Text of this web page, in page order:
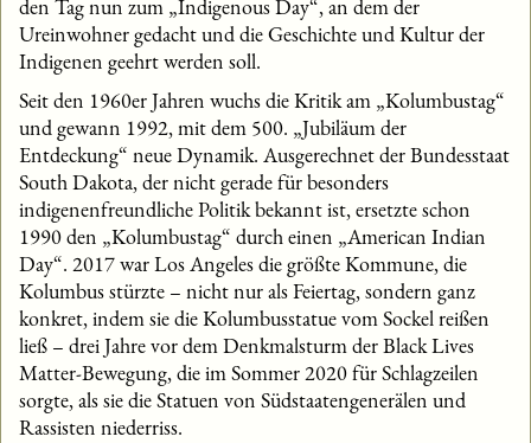
den Tag nun zum „Indigenous Day“, an dem der
Ureinwohner gedacht und die Geschichte und Kultur der
Indigenen geehrt werden soll.
Seit den 1960er Jahren wuchs die Kritik am „Kolumbustag“
und gewann 1992, mit dem 500. „Jubiläum der
Entdeckung“ neue Dynamik. Ausgerechnet der Bundesstaat
South Dakota, der nicht gerade für besonders
indigenenfreundliche Politik bekannt ist, ersetzte schon
1990 den „Kolumbustag“ durch einen „American Indian
Day“. 2017 war Los Angeles die größte Kommune, die
Kolumbus stürzte – nicht nur als Feiertag, sondern ganz
konkret, indem sie die Kolumbusstatue vom Sockel reißen
ließ – drei Jahre vor dem Denkmalsturm der Black Lives
Matter-Bewegung, die im Sommer 2020 für Schlagzeilen
sorgte, als sie die Statuen von Südstaatengenerälen und
Rassisten niederriss.